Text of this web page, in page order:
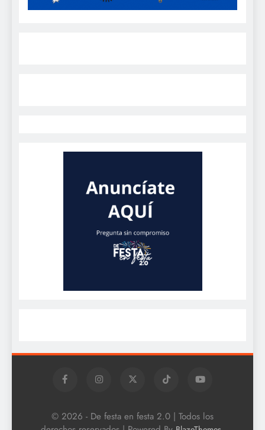
© 2026 - De festa en festa 2.0 | Todos los